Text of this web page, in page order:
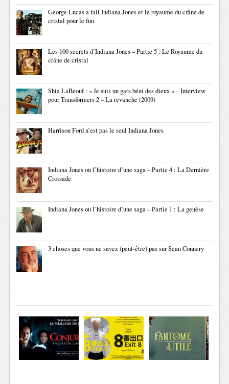
George Lucas a fait Indiana Jones et le royaume du crâne de
cristal pour le fun
Les 100 secrets d’Indiana Jones – Partie 5 : Le Royaume du
crâne de cristal
Shia LaBeouf : « Je suis un gars béni des dieux » – Interview
pour Transformers 2 – La revanche (2009)
Harrison Ford n’est pas le seul Indiana Jones
Indiana Jones ou l’histoire d’une saga – Partie 4 : La Dernière
Croisade
Indiana Jones ou l’histoire d’une saga – Partie 1 : La genèse
3 choses que vous ne savez (peut-être) pas sur Sean Connery